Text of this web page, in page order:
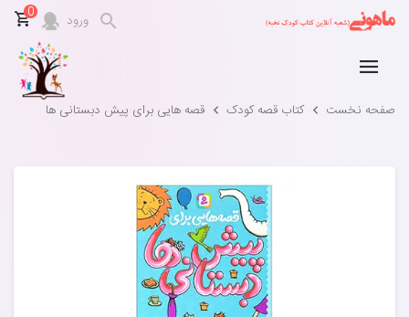
ورود 0
صفحه نخست کتاب قصه کودک قصه هایی برای پیش دبستانی ها